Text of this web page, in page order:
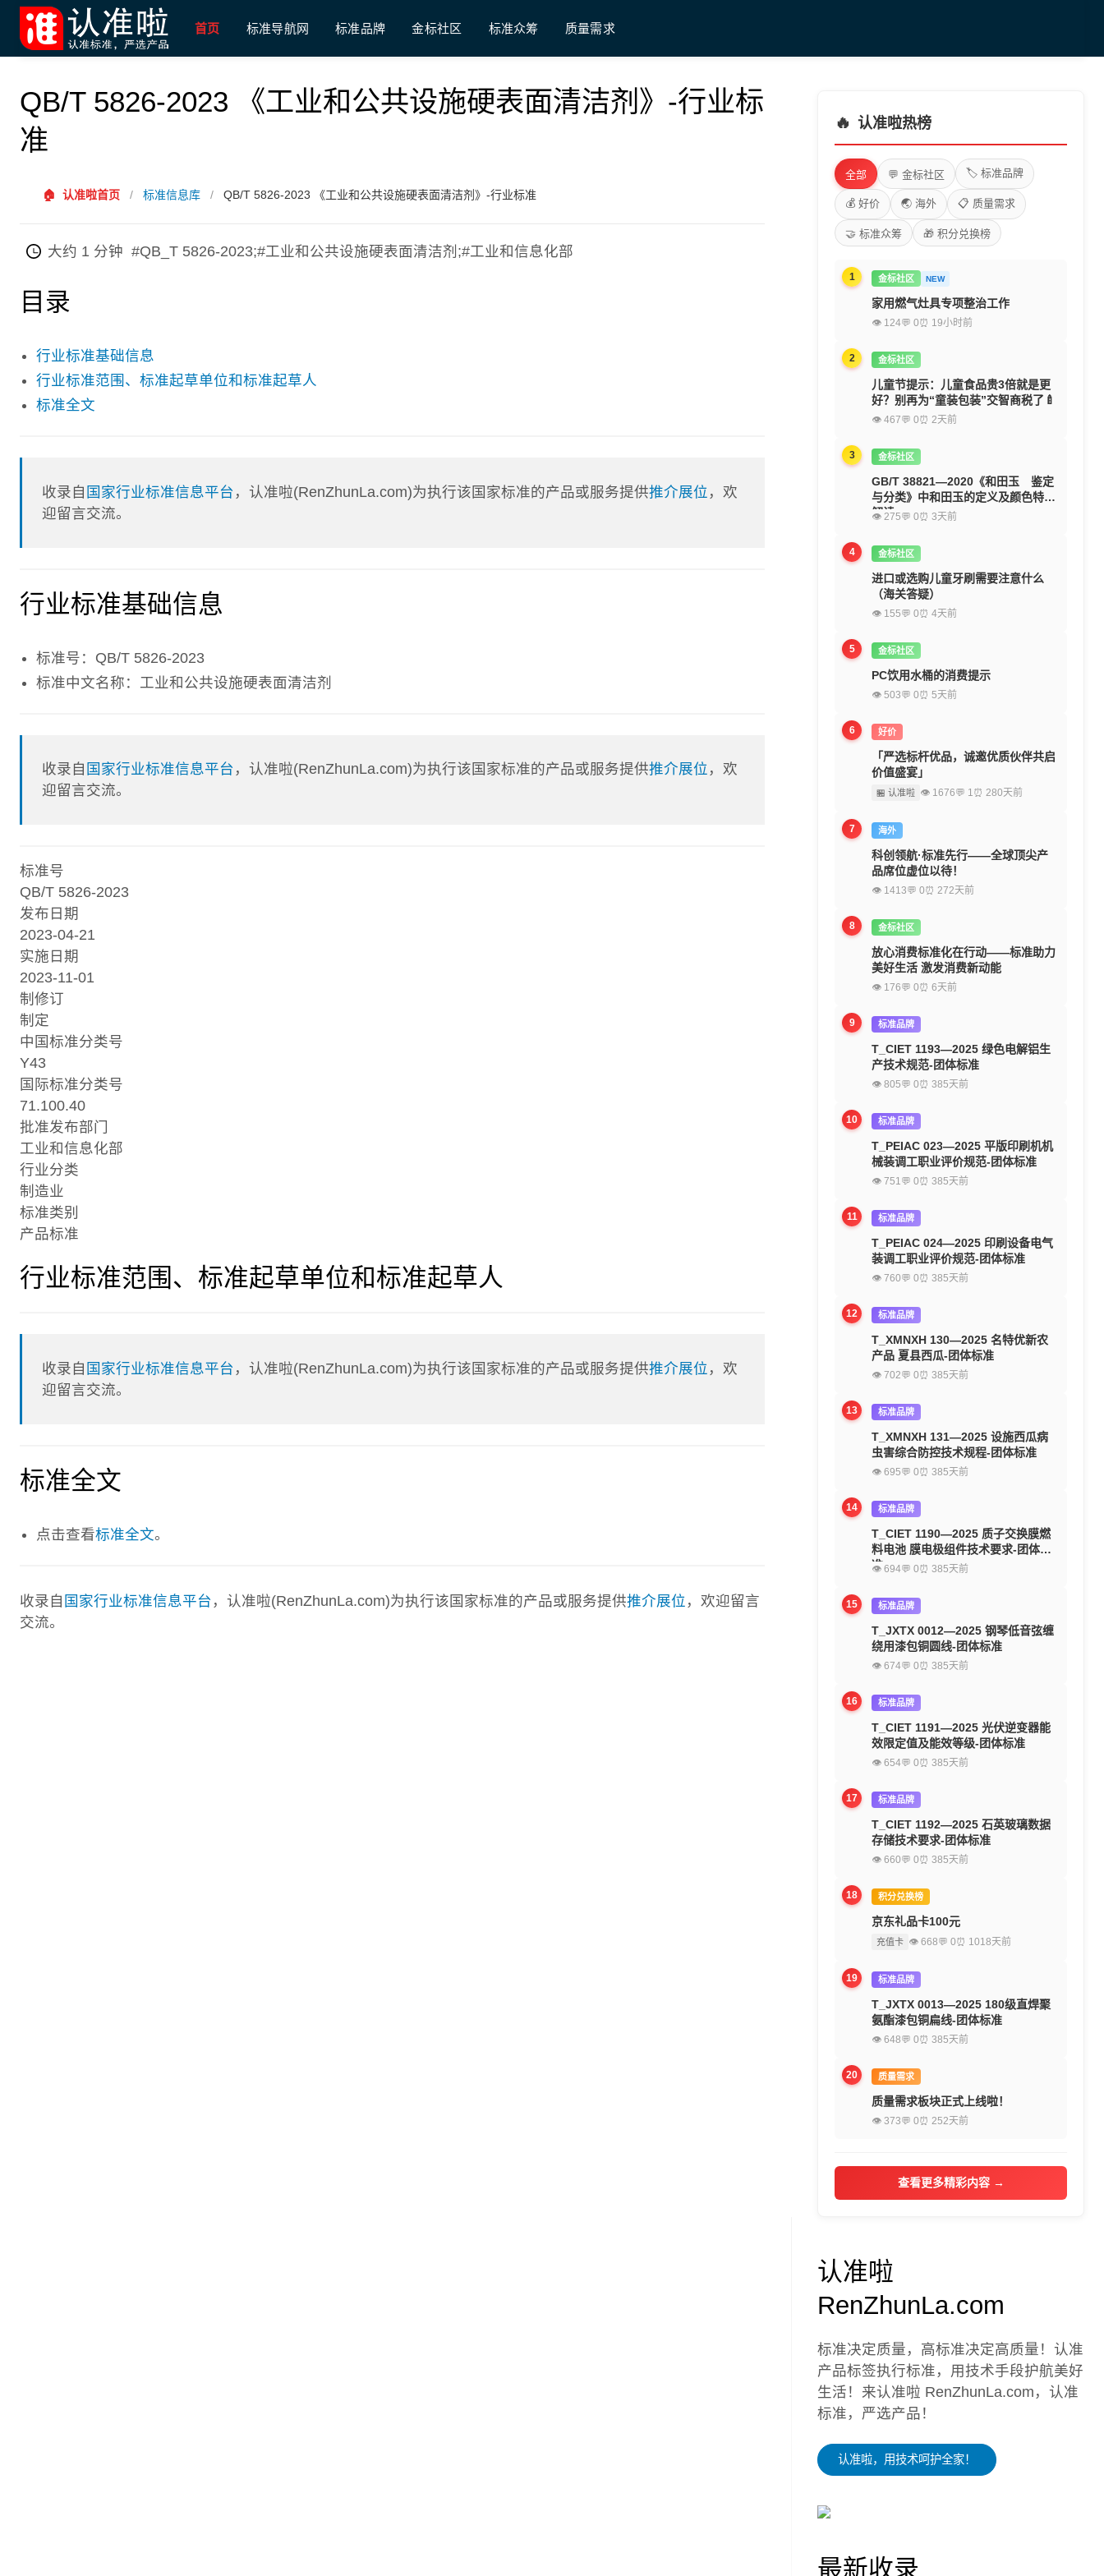
首页 标准导航网 标准品牌 金标社区 标准众筹 质量需求
QB/T 5826-2023 《工业和公共设施硬表面清洁剂》-行业标
准
🏠 认准啦首页 / 标准信息库 / QB/T 5826-2023 《工业和公共设施硬表面清洁剂》-行业标准
大约 1 分钟 #QB_T 5826-2023;#工业和公共设施硬表面清洁剂;#工业和信息化部
目录
行业标准基础信息
行业标准范围、标准起草单位和标准起草人
标准全文
收录自 国家行业标准信息平台 ，认准啦(RenZhunLa.com)为执行该国家标准的产品或服务提供推介展位 ，欢
迎留言交流。
行业标准基础信息
标准号：QB/T 5826-2023
标准中文名称：工业和公共设施硬表面清洁剂
收录自 国家行业标准信息平台 ，认准啦(RenZhunLa.com)为执行该国家标准的产品或服务提供推介展位 ，欢
迎留言交流。
标准号
QB/T 5826-2023
发布日期
2023-04-21
实施日期
2023-11-01
制修订
制定
中国标准分类号
Y43
国际标准分类号
71.100.40
批准发布部门
工业和信息化部
行业分类
制造业
标准类别
产品标准
行业标准范围、标准起草单位和标准起草人
收录自 国家行业标准信息平台 ，认准啦(RenZhunLa.com)为执行该国家标准的产品或服务提供推介展位 ，欢
迎留言交流。
标准全文
点击查看标准全文。
收录自 国家行业标准信息平台 ，认准啦(RenZhunLa.com)为执行该国家标准的产品或服务提供推介展位 ，欢迎留言
交流。
🔥 认准啦热榜
全部 💬 金标社区 🏷️ 标准品牌
💰 好价 🌏 海外 📋 质量需求
🤝 标准众筹 🎁 积分兑换榜
1 金标社区 NEW
家用燃气灶具专项整治工作
👁 124💬 0⏰ 19小时前
2 金标社区
儿童节提示：儿童食品贵3倍就是更
好？别再为“童装包装”交智商税了🍼
👁 467💬 0⏰ 2天前
3 金标社区
GB/T 38821—2020《和田玉 鉴定
与分类》中和田玉的定义及颜色特征
解读
👁 275💬 0⏰ 3天前
4 金标社区
进口或选购儿童牙刷需要注意什么
（海关答疑）
👁 155💬 0⏰ 4天前
5 金标社区
PC饮用水桶的消费提示
👁 503💬 0⏰ 5天前
6 好价
「严选标杆优品，诚邀优质伙伴共启
价值盛宴」
🏪 认准啦 👁 1676💬 1⏰ 280天前
7 海外
科创领航·标准先行——全球顶尖产
品席位虚位以待！
👁 1413💬 0⏰ 272天前
8 金标社区
放心消费标准化在行动——标准助力
美好生活 激发消费新动能
👁 176💬 0⏰ 6天前
9 标准品牌
T_CIET 1193—2025 绿色电解铝生
产技术规范-团体标准
👁 805💬 0⏰ 385天前
10 标准品牌
T_PEIAC 023—2025 平版印刷机机
械装调工职业评价规范-团体标准
👁 751💬 0⏰ 385天前
11 标准品牌
T_PEIAC 024—2025 印刷设备电气
装调工职业评价规范-团体标准
👁 760💬 0⏰ 385天前
12 标准品牌
T_XMNXH 130—2025 名特优新农
产品 夏县西瓜-团体标准
👁 702💬 0⏰ 385天前
13 标准品牌
T_XMNXH 131—2025 设施西瓜病
虫害综合防控技术规程-团体标准
👁 695💬 0⏰ 385天前
14 标准品牌
T_CIET 1190—2025 质子交换膜燃
料电池 膜电极组件技术要求-团体标
准
👁 694💬 0⏰ 385天前
15 标准品牌
T_JXTX 0012—2025 钢琴低音弦缠
绕用漆包铜圆线-团体标准
👁 674💬 0⏰ 385天前
16 标准品牌
T_CIET 1191—2025 光伏逆变器能
效限定值及能效等级-团体标准
👁 654💬 0⏰ 385天前
17 标准品牌
T_CIET 1192—2025 石英玻璃数据
存储技术要求-团体标准
👁 660💬 0⏰ 385天前
18 积分兑换榜
京东礼品卡100元
充值卡 👁 668💬 0⏰ 1018天前
19 标准品牌
T_JXTX 0013—2025 180级直焊聚
氨酯漆包铜扁线-团体标准
👁 648💬 0⏰ 385天前
20 质量需求
质量需求板块正式上线啦！
👁 373💬 0⏰ 252天前
查看更多精彩内容 →
认准啦
RenZhunLa.com
标准决定质量，高标准决定高质量！认准
产品标签执行标准，用技术手段护航美好
生活！来认准啦 RenZhunLa.com，认准
标准，严选产品！
认准啦，用技术呵护全家！
最新收录